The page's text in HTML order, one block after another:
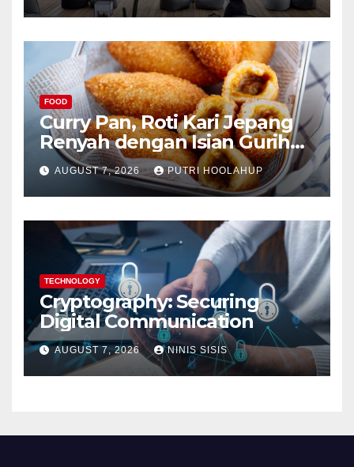
FOOD
Curry Pan, Roti Kari Jepang
Renyah dengan Isian Gurih
Menggoda
AUGUST 7, 2026 PUTRI HOOLAHUP
TECHNOLOGY
Cryptography: Securing
Digital Communication
AUGUST 7, 2026 NINIS SISIS